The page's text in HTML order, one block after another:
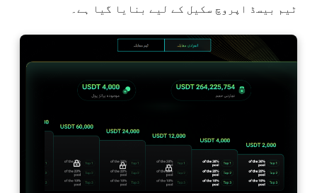
ٹیم بیسڈ اپروچ سکیل کے لیے بنایا گیا ہے۔